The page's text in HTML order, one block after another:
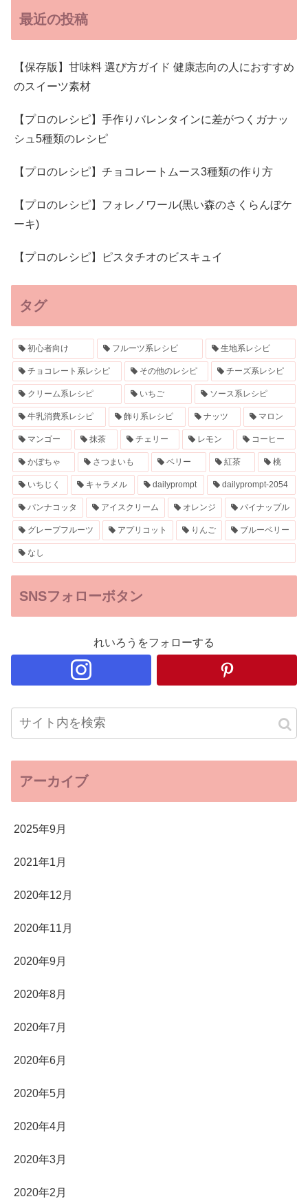
最近の投稿
【保存版】甘味料 選び方ガイド 健康志向の人におすすめ
のスイーツ素材
【プロのレシピ】手作りバレンタインに差がつくガナッ
シュ5種類のレシピ
【プロのレシピ】チョコレートムース3種類の作り方
【プロのレシピ】フォレノワール(黒い森のさくらんぼケ
ーキ)
【プロのレシピ】ピスタチオのビスキュイ
タグ
初心者向け フルーツ系レシピ 生地系レシピ
チョコレート系レシピ その他のレシピ チーズ系レシピ
クリーム系レシピ いちご ソース系レシピ
牛乳消費系レシピ 飾り系レシピ ナッツ マロン
マンゴー 抹茶 チェリー レモン コーヒー
かぼちゃ さつまいも ベリー 紅茶 桃
いちじく キャラメル dailyprompt dailyprompt-2054
パンナコッタ アイスクリーム オレンジ パイナップル
グレープフルーツ アプリコット りんご ブルーベリー
なし
SNSフォローボタン
れいろうをフォローする
アーカイブ
2025年9月
2021年1月
2020年12月
2020年11月
2020年9月
2020年8月
2020年7月
2020年6月
2020年5月
2020年4月
2020年3月
2020年2月